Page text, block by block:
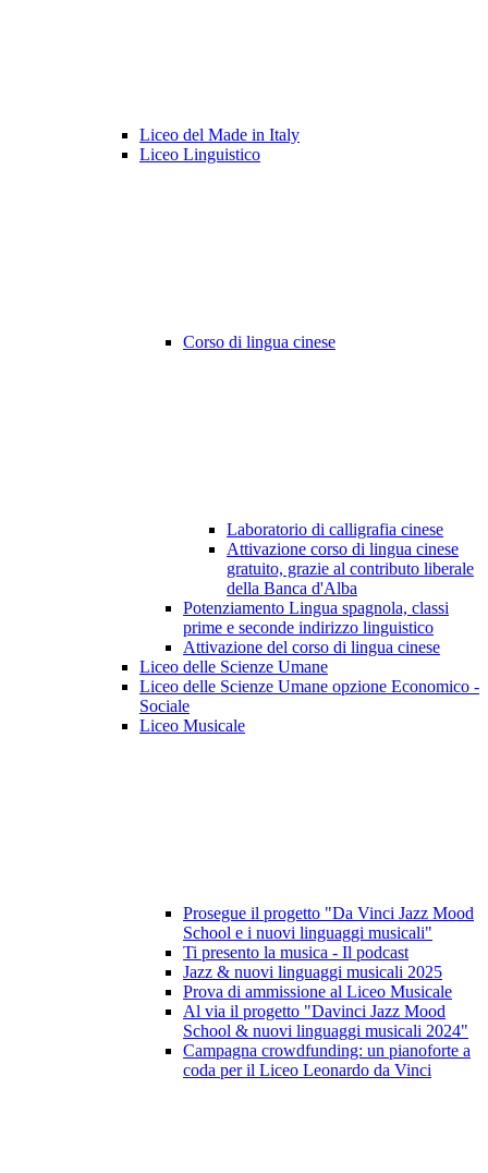
Liceo del Made in Italy
Liceo Linguistico
Corso di lingua cinese
Laboratorio di calligrafia cinese
Attivazione corso di lingua cinese
gratuito, grazie al contributo liberale
della Banca d'Alba
Potenziamento Lingua spagnola, classi
prime e seconde indirizzo linguistico
Attivazione del corso di lingua cinese
Liceo delle Scienze Umane
Liceo delle Scienze Umane opzione Economico -
Sociale
Liceo Musicale
Prosegue il progetto "Da Vinci Jazz Mood
School e i nuovi linguaggi musicali"
Ti presento la musica - Il podcast
Jazz & nuovi linguaggi musicali 2025
Prova di ammissione al Liceo Musicale
Al via il progetto "Davinci Jazz Mood
School & nuovi linguaggi musicali 2024"
Campagna crowdfunding: un pianoforte a
coda per il Liceo Leonardo da Vinci